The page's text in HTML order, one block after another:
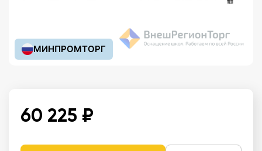
МИНПРОМТОРГ
60 225 ₽